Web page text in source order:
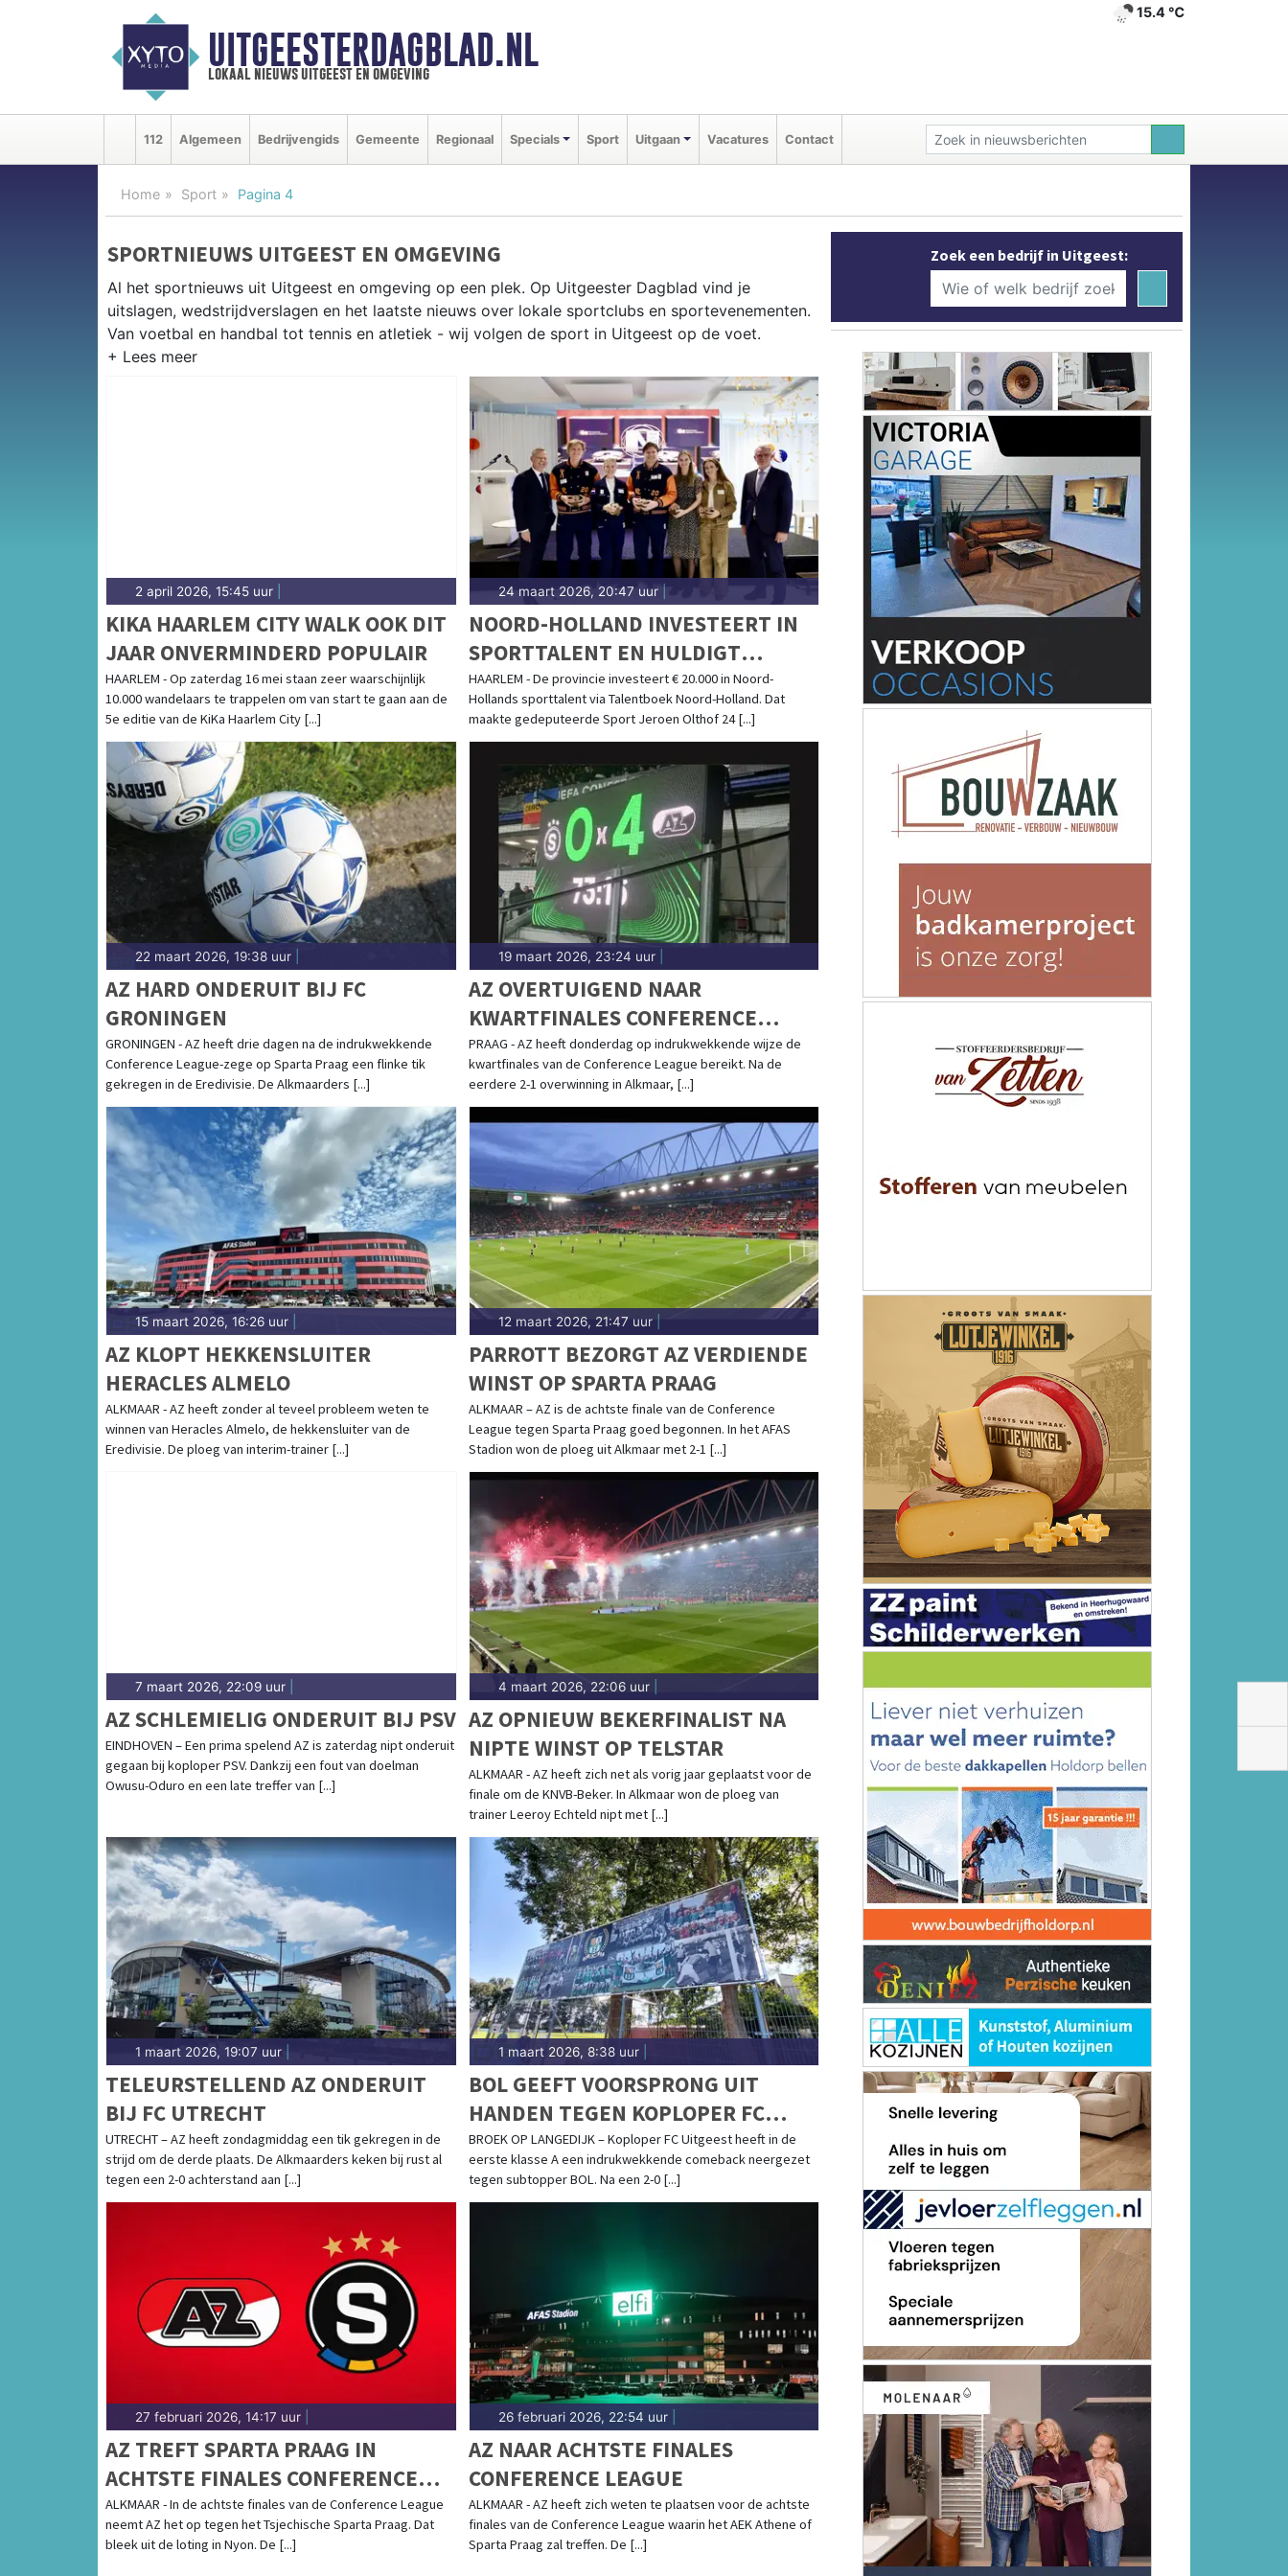
UITGEESTERDAGBLAD.NL
lokaal nieuws uitgeest en omgeving
15.4 ℃
112 Algemeen Bedrijvengids Gemeente Regionaal Specials Sport Uitgaan Vacatures Contact
Home Sport Pagina 4
SPORTNIEUWS UITGEEST EN OMGEVING
Al het sportnieuws uit Uitgeest en omgeving op een plek. Op Uitgeester Dagblad vind je
uitslagen, wedstrijdverslagen en het laatste nieuws over lokale sportclubs en sportevenementen.
Van voetbal en handbal tot tennis en atletiek - wij volgen de sport in Uitgeest op de voet.
Van SV Uitgeest en VV Wijk aan Zee tot zeilen op het Uitgeestermeer en fietsen langs de
Kennemerduinen — sport in Uitgeest is dorps en actief. Blijf op de hoogte van alle sportieve
2 april 2026, 15:45 uur
KIKA HAARLEM CITY WALK OOK DIT
JAAR ONVERMINDERD POPULAIR
HAARLEM - Op zaterdag 16 mei staan zeer waarschijnlijk
10.000 wandelaars te trappelen om van start te gaan aan de
5e editie van de KiKa Haarlem City [...]
24 maart 2026, 20:47 uur|
NOORD-HOLLAND INVESTEERT IN
SPORTTALENT EN HULDIGT
OLYMPIËRS
HAARLEM - De provincie investeert € 20.000 in Noord-
Hollands sporttalent via Talentboek Noord-Holland. Dat
maakte gedeputeerde Sport Jeroen Olthof 24 [...]
22 maart 2026, 19:38 uur
AZ HARD ONDERUIT BIJ FC
GRONINGEN
GRONINGEN - AZ heeft drie dagen na de indrukwekkende
Conference League-zege op Sparta Praag een flinke tik
gekregen in de Eredivisie. De Alkmaarders [...]
19 maart 2026, 23:24 uur|
AZ OVERTUIGEND NAAR
KWARTFINALES CONFERENCE
LEAGUE
PRAAG - AZ heeft donderdag op indrukwekkende wijze de
kwartfinales van de Conference League bereikt. Na de
eerdere 2-1 overwinning in Alkmaar, [...]
15 maart 2026, 16:26 uur
AZ KLOPT HEKKENSLUITER
HERACLES ALMELO
ALKMAAR - AZ heeft zonder al teveel probleem weten te
winnen van Heracles Almelo, de hekkensluiter van de
Eredivisie. De ploeg van interim-trainer [...]
12 maart 2026, 21:47 uur|
PARROTT BEZORGT AZ VERDIENDE
WINST OP SPARTA PRAAG
ALKMAAR – AZ is de achtste finale van de Conference
League tegen Sparta Praag goed begonnen. In het AFAS
Stadion won de ploeg uit Alkmaar met 2-1 [...]
7 maart 2026, 22:09 uur
AZ SCHLEMIELIG ONDERUIT BIJ PSV
EINDHOVEN – Een prima spelend AZ is zaterdag nipt onderuit
gegaan bij koploper PSV. Dankzij een fout van doelman
Owusu-Oduro en een late treffer van [...]
4 maart 2026, 22:06 uur|
AZ OPNIEUW BEKERFINALIST NA
NIPTE WINST OP TELSTAR
ALKMAAR - AZ heeft zich net als vorig jaar geplaatst voor de
finale om de KNVB-Beker. In Alkmaar won de ploeg van
trainer Leeroy Echteld nipt met [...]
1 maart 2026, 19:07 uur
TELEURSTELLEND AZ ONDERUIT
BIJ FC UTRECHT
UTRECHT – AZ heeft zondagmiddag een tik gekregen in de
strijd om de derde plaats. De Alkmaarders keken bij rust al
tegen een 2-0 achterstand aan [...]
1 maart 2026, 8:38 uur|
BOL GEEFT VOORSPRONG UIT
HANDEN TEGEN KOPLOPER FC
UITGEEST
BROEK OP LANGEDIJK – Koploper FC Uitgeest heeft in de
eerste klasse A een indrukwekkende comeback neergezet
tegen subtopper BOL. Na een 2-0 [...]
27 februari 2026, 14:17 uur
AZ TREFT SPARTA PRAAG IN
ACHTSTE FINALES CONFERENCE
LEAGUE
ALKMAAR - In de achtste finales van de Conference League
neemt AZ het op tegen het Tsjechische Sparta Praag. Dat
bleek uit de loting in Nyon. De [...]
26 februari 2026, 22:54 uur|
AZ NAAR ACHTSTE FINALES
CONFERENCE LEAGUE
ALKMAAR - AZ heeft zich weten te plaatsen voor de achtste
finales van de Conference League waarin het AEK Athene of
Sparta Praag zal treffen. De [...]
Zoek een bedrijf in Uitgeest: